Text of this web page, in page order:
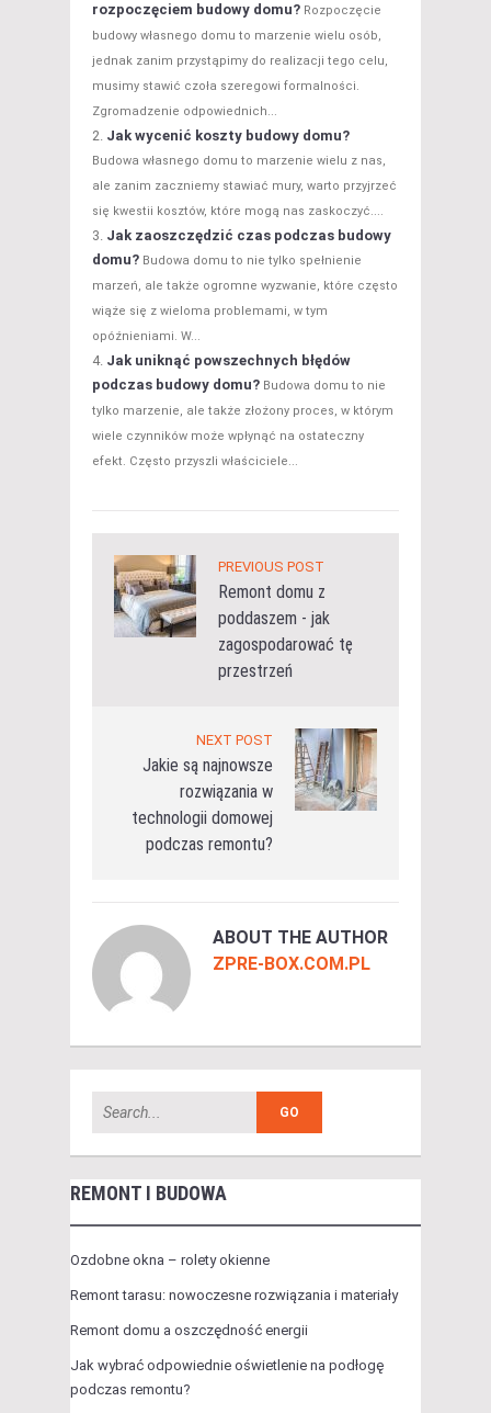
rozpoczęciem budowy domu? Rozpoczęcie
budowy własnego domu to marzenie wielu osób,
jednak zanim przystąpimy do realizacji tego celu,
musimy stawić czoła szeregowi formalności.
Zgromadzenie odpowiednich...
Jak wycenić koszty budowy domu?
Budowa własnego domu to marzenie wielu z nas,
ale zanim zaczniemy stawiać mury, warto przyjrzeć
się kwestii kosztów, które mogą nas zaskoczyć....
Jak zaoszczędzić czas podczas budowy
domu? Budowa domu to nie tylko spełnienie
marzeń, ale także ogromne wyzwanie, które często
wiąże się z wieloma problemami, w tym
opóźnieniami. W...
Jak uniknąć powszechnych błędów
podczas budowy domu? Budowa domu to nie
tylko marzenie, ale także złożony proces, w którym
wiele czynników może wpłynąć na ostateczny
efekt. Często przyszli właściciele...
PREVIOUS POST
Remont domu z
poddaszem - jak
zagospodarować tę
przestrzeń
NEXT POST
Jakie są najnowsze
rozwiązania w
technologii domowej
podczas remontu?
ABOUT THE AUTHOR
ZPRE-BOX.COM.PL
REMONT I BUDOWA
Ozdobne okna – rolety okienne
Remont tarasu: nowoczesne rozwiązania i materiały
Remont domu a oszczędność energii
Jak wybrać odpowiednie oświetlenie na podłogę
podczas remontu?